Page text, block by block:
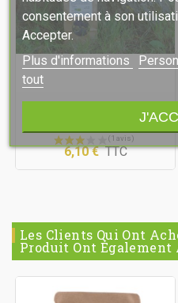
6,10 € TTC
Les Clients Qui Ont
Produit Ont Également
consentement à son
Accepter.
Plus d'informations
tout